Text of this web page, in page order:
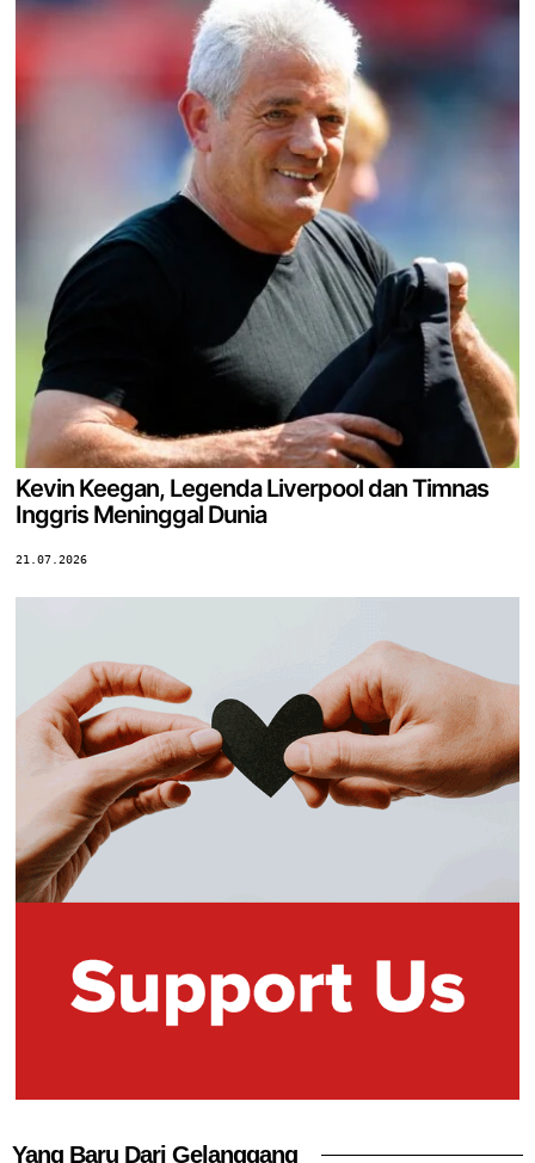
Kevin Keegan, Legenda Liverpool dan Timnas
Inggris Meninggal Dunia
21.07.2026
Yang Baru Dari Gelanggang